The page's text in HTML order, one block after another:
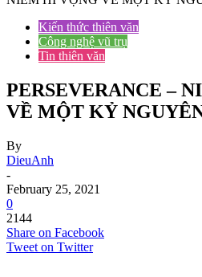
Kiến thức thiên văn
Công nghệ vũ trụ
Tin thiên văn
PERSEVERANCE –
VỀ MỘT KỶ
By
DieuAnh
-
February 25, 2021
0
2144
Share on Facebook
Tweet on Twitter